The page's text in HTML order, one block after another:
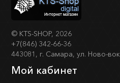
© KTS-SHOP, 2026
+7(846) 342-66-36
443081, г. Самара, ул. Ново-
Мой кабинет